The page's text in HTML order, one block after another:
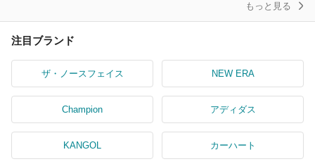
もっと見る
注目ブランド
ザ・ノースフェイス NEW ERA
Champion アディダス
KANGOL カーハート